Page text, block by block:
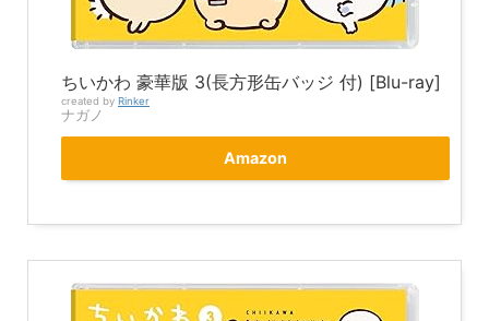
ちいかわ 豪華版 3(長方形缶バッジ 付) [Blu-ray]
created by Rinker
ナガノ
Amazon